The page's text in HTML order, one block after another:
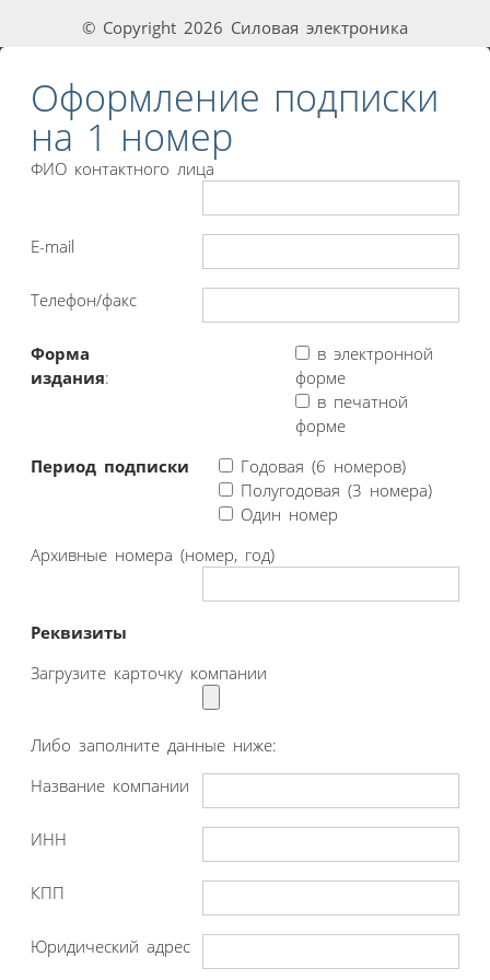
© Copyright 2026 Силовая электроника
Оформление подписки
на 1 номер
ФИО контактного лица
E-mail
Телефон/факс
Форма
издания:
в электронной
форме
в печатной
форме
Период подписки
Годовая (6 номеров)
Полугодовая (3 номера)
Один номер
Архивные номера (номер, год)
Реквизиты
Загрузите карточку компании
Либо заполните данные ниже:
Название компании
ИНН
КПП
Юридический адрес